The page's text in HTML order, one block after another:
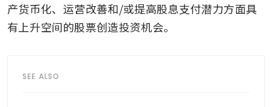
产货币化、运营改善和/或提高股息支付潜力方面具
有上升空间的股票创造投资机会。
SEE ALSO